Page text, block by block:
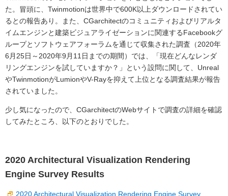
た。冒頭に、Twinmotionは世界中で600K以上ダウンロードされてい
るとの報告あり。また、CGarchitectのコミュニティおよびリアルタ
イムエンジンと建築ビジュアライゼーションに関連するFacebookグ
ループとソフトウェアフォーラムを通じて収集された調査（2020年
6月25日～2020年9月11日までの期間）では、「現在どんなレンダ
リングエンジンを試していますか？」という設問に関して、Unreal
やTwinmotionがLumionやV-Rayを抑えて上位となる調査結果が報告
されていました。
少し気になったので、CGarchitectのWebサイトで調査の詳細を確認
してみたところ、以下のとおりでした。
2020 Architectural Visualization Rendering
Engine Survey Results
2020 Architectural Visualization Rendering Engine Survey